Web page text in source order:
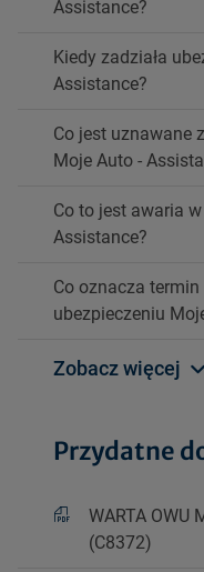
Assistance?
Kiedy zadziała
Assistance?
Co jest uznawane
Moje Auto -
Co to jest awaria
Assistance?
Co oznacza
ubezpieczeniu
Zobacz więcej
Przydatne
WARTA OWU
(C8372)